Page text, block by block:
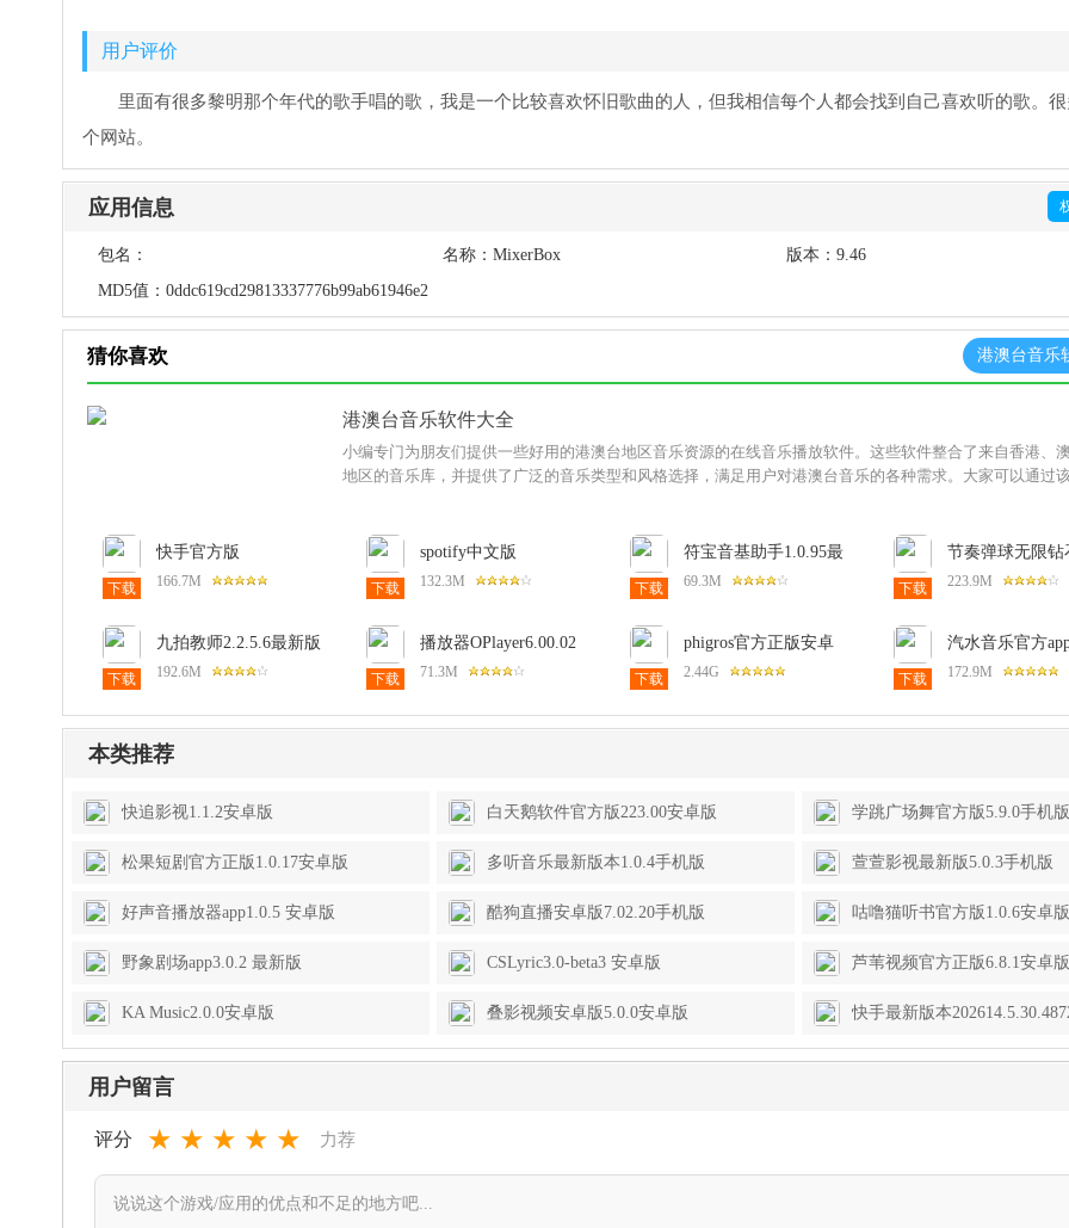
用户评价
里面有很多黎明那个年代的歌手唱的歌，我是一个比较喜欢怀旧歌曲的人，但我相信每个人都会找到自己喜欢听的歌。
个网站。
应用信息
包名：
mb32r.musica.gratis.music.player.free.download
名称： MixerBox 版本：9.46
MD5值： 0ddc619cd29813337776b99ab61946e2
猜你喜欢 港澳台音乐
港澳台音乐软件大全
小编专门为朋友们提供一些好用的港澳台地区音乐资源的在线音乐播放软件。这些软件整合了来自香港、
地区的音乐库，并提供了广泛的音乐类型和风格选择，满足用户对港澳台音乐的各种需求。大家可以通过
下载
快手官方版
14.5.30.48727安卓版
166.7M 下载
spotify中文版
9.1.60.1962手机版
132.3M 下载
符宝音基助手1.0.95最
新版
69.3M 下载
节奏弹球无限钻
卓版(Tiles
文版
223.9M
下载
九拍教师2.2.5.6最新版
192.6M 下载
播放器OPlayer6.00.02
安卓版
71.3M 下载
phigros官方正版安卓
3.19.3手机版
2.44G 下载
汽水音乐官方
安卓版
172.9M
本类推荐
快追影视1.1.2安卓版 白天鹅软件官方版223.00安卓版 学跳广场舞官方版5.9.0手机版
松果短剧官方正版1.0.17安卓版 多听音乐最新版本1.0.4手机版 萱萱影视最新版5.0.3手机版
好声音播放器app1.0.5 安卓版 酷狗直播安卓版7.02.20手机版 咕噜猫听书官方版1.0.6安卓版
野象剧场app3.0.2 最新版 CSLyric3.0-beta3 安卓版 芦苇视频官方正版6.8.1安卓版
KA Music2.0.0安卓版 叠影视频安卓版5.0.0安卓版 快手最新版本
用户留言
评分 ★ ★ ★ ★ ★ 力荐